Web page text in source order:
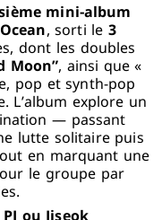
mini-album
, sorti le 3
dont les doubles
Moon”, ainsi que «
pop et synth-pop
L’album explore un
— passant
lutte solitaire puis
en marquant une
le groupe par
ou Jiseok